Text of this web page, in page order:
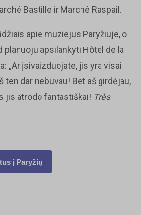
Bastille ir Marché Raspail.
apie muziejus Paryžiuje, o
planuoju apsilankyti Hôtel de la
„Ar įsivaizduojate, jis yra visai
ten dar nebuvau! Bet aš girdėjau,
jis atrodo fantastiškai! Très
į Paryžių